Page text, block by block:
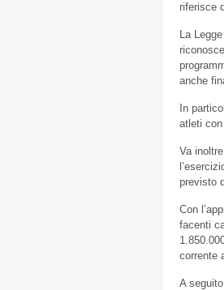
riferisce
La
anche
In
atleti
Va
previsto
Con
facenti
corrente
A